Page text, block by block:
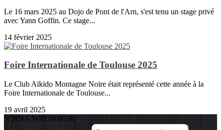
Le 16 mars 2025 au Dojo de Pont de l'Arn, s'est tenu un stage privé
avec Yann Goffin. Ce stage...
14 février 2025
Foire Internationale de Toulouse 2025
Le Club Aïkido Montagne Noire était représenté cette année à la
Foire Internationale de Toulouse...
19 avril 2025
N°RNA W812009538